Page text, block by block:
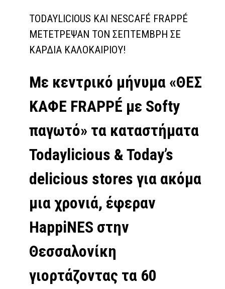
TODAYLICIOUS ΚΑΙ NESCAFÉ FRAPPÉ
ΜΕΤΈΤΡΕΨΑΝ ΤΟΝ ΣΕΠΤΈΜΒΡΗ ΣΕ
ΚΑΡΔΙΆ ΚΑΛΟΚΑΙΡΙΟΎ!
Με κεντρικό μήνυμα «ΘΕΣ
ΚΑΦΕ FRAPPÉ με Softy
παγωτό» τα καταστήματα
Todaylicious & Today’s
delicious stores για ακόμα
μια χρονιά, έφεραν
HappiNES στην
Θεσσαλονίκη
γιορτάζοντας τα 60